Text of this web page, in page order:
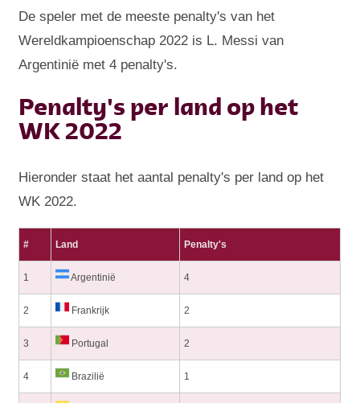
De speler met de meeste penalty's van het
Wereldkampioenschap 2022 is L. Messi van
Argentinië met 4 penalty's.
Penalty's per land op het
WK 2022
Hieronder staat het aantal penalty's per land op het
WK 2022.
# Land Penalty's
1 Argentinië 4
2 Frankrijk 2
3 Portugal 2
4 Brazilië 1